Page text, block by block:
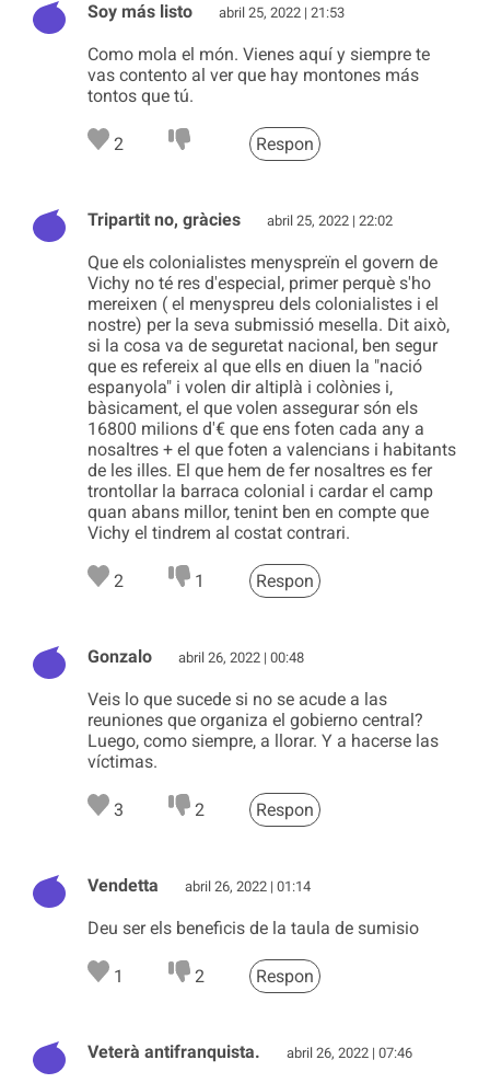
Soy más listo abril 25, 2022 | 21:53
Como mola el món. Vienes aquí y siempre te
vas contento al ver que hay montones más
tontos que tú.
2 Respon
Tripartit no, gràcies abril 25, 2022 | 22:02
Que els colonialistes menyspreïn el govern de
Vichy no té res d'especial, primer perquè s'ho
mereixen ( el menyspreu dels colonialistes i el
nostre) per la seva submissió mesella. Dit això,
si la cosa va de seguretat nacional, ben segur
que es refereix al que ells en diuen la "nació
espanyola" i volen dir altiplà i colònies i,
bàsicament, el que volen assegurar són els
16800 milions d'€ que ens foten cada any a
nosaltres + el que foten a valencians i habitants
de les illes. El que hem de fer nosaltres es fer
trontollar la barraca colonial i cardar el camp
quan abans millor, tenint ben en compte que
Vichy el tindrem al costat contrari.
2 1 Respon
Gonzalo abril 26, 2022 | 00:48
Veis lo que sucede si no se acude a las
reuniones que organiza el gobierno central?
Luego, como siempre, a llorar. Y a hacerse las
víctimas.
3 2 Respon
Vendetta abril 26, 2022 | 01:14
Deu ser els beneficis de la taula de sumisio
1 2 Respon
Veterà antifranquista. abril 26, 2022 | 07:46